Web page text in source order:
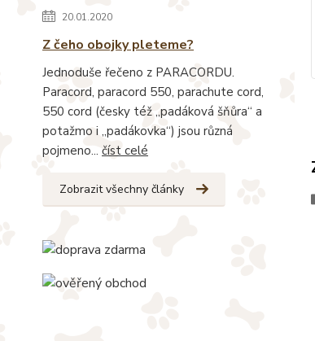
20.01.2020
Z čeho obojky pleteme?
Jednoduše řečeno z PARACORDU.
Paracord, paracord 550, parachute cord,
550 cord (česky též „padáková šňůra“ a
potažmo i „padákovka“) jsou různá
pojmeno... číst celé
Zobrazit všechny články